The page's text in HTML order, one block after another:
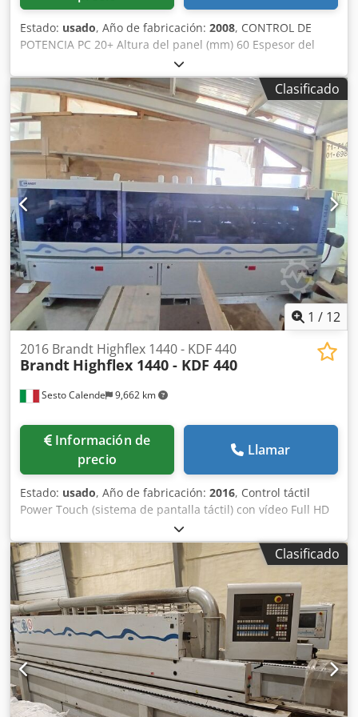
Estado: usado, Año de fabricación: 2008, CONTROL DE
POTENCIA PC 20+ Altura del panel (mm) 60 Espesor del
canto de PVC-ABS (mm) 3 Espesor del canto de madera
maciza (mm) 12 Velocidad de avance 20 m/min Guía de
entrada manual Unidad de precorte Unidad de aplicación
y prefusión de cola EVA Placa portacantos Unidad de
recorte de extremos Unidad de recorte superpuesto de
dos motores Unidad de biselado escalonado de dos
motores con ajustes NC Unidad de redondeo de dos
motores Unidad de raspado de cantos Unidad de raspado
de cola Unidad de cepillo Dodjw Db Rfspfx Akbjkr
Clasificado
1 / 12
Sesto Calende 9,662 km
2016 Brandt Highflex 1440 - KDF 440
Brandt Highflex 1440 - KDF 440
Información de
precio
Llamar
Estado: usado, Año de fabricación: 2016, Control táctil
Power Touch (sistema de pantalla táctil) con vídeo Full HD
de 21" Altura del panel: 60 mm PVC/ABS: 3 mm Madera
maciza: hasta 12 mm Velocidad de avance: hasta 20 m/min
Altura de trabajo ajustable electrónicamente mediante
control numérico Guía de soporte del panel con funciones
de ralentí Transportador de rodillos lateral con ruedas de
ralentí para el soporte del panel Grupo antiadherente
Grupo rectificador de dos motores Placa portarollos Grupo
de encolado de cola EVA con unidad de prefusión y
depósito de cola Grupo de presión de cantos en perfiles
rectos con rodillos de presión ajustables automáticamente
por control numérico Grupo de recorte de extremos con
ajuste automático de inclinación Grupo de biselado de dos
Clasificado